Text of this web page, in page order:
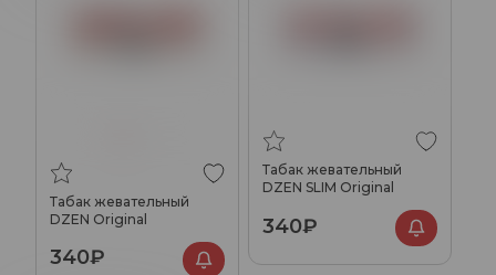
Табак жевательный
DZEN Original
340₽
Табак жевательный
DZEN SLIM Original
340₽